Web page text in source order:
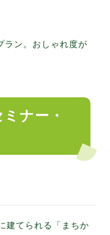
ラン。おしゃれ度が
ナー・
建てられる「まちか